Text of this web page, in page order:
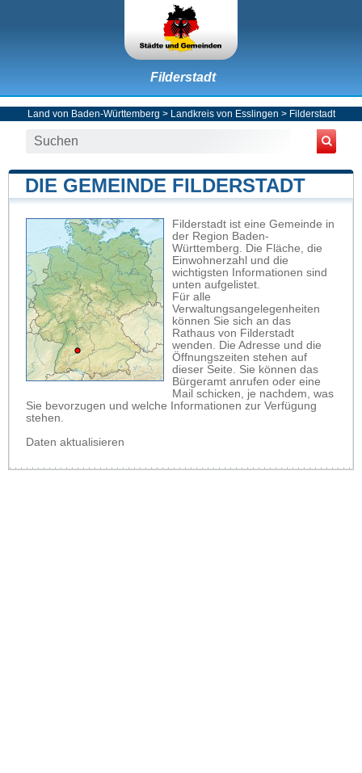
Filderstadt
Land von Baden-Württemberg > Landkreis von Esslingen > Filderstadt
DIE GEMEINDE FILDERSTADT
Filderstadt ist eine Gemeinde in
der Region Baden-
Württemberg. Die Fläche, die
Einwohnerzahl und die
wichtigsten Informationen sind
unten aufgelistet.
Für alle
Verwaltungsangelegenheiten
können Sie sich an das
Rathaus von Filderstadt
wenden. Die Adresse und die
Öffnungszeiten stehen auf
dieser Seite. Sie können das
Bürgeramt anrufen oder eine
Mail schicken, je nachdem, was
Sie bevorzugen und welche Informationen zur Verfügung
stehen.
Daten aktualisieren